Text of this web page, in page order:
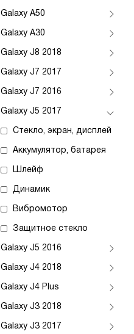
Galaxy A50
Galaxy A30
Galaxy J8 2018
Galaxy J7 2017
Galaxy J7 2016
Galaxy J5 2017
Стекло, экран, дисплей
Аккумулятор, батарея
Шлейф
Динамик
Вибромотор
Защитное стекло
Galaxy J5 2016
Galaxy J4 2018
Galaxy J4 Plus
Galaxy J3 2018
Galaxy J3 2017